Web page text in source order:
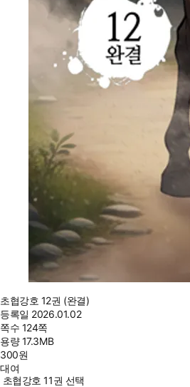
초협강호 12권 (완결)
등록일 2026.01.02
쪽수 124쪽
용량17.3MB
300원
대여
초협강호 11권 선택